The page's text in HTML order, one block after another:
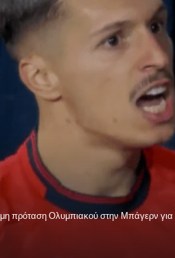
πρόταση Ολυμπιακού στην Μπάγερν